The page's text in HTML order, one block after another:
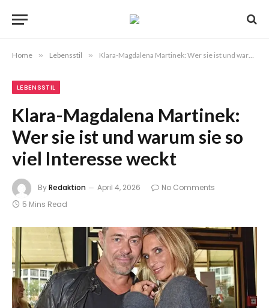
Home » Lebensstil » Klara-Magdalena Martinek: Wer sie ist und warum sie so viel Interesse weckt
LEBENSSTIL
Klara-Magdalena Martinek:
Wer sie ist und warum sie so
viel Interesse weckt
ByRedaktion April 4, 2026
No Comments
5 Mins Read